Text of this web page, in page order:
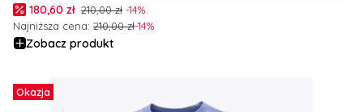
Cena promocyjna
180,60 zł 210,00 zł -14%
Najniższa cena: 210,00 zł-14%
Zobacz produkt
Okazja